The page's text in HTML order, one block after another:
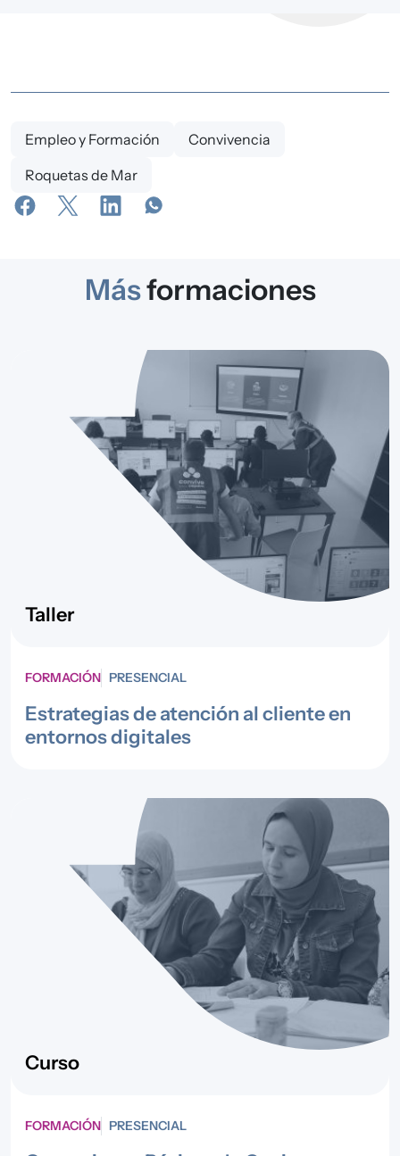
Empleo y Formación
Convivencia
Roquetas de Mar
Másformaciones
Taller
FORMACIÓN PRESENCIAL
Estrategias de atención al cliente en
entornos digitales
Curso
FORMACIÓN PRESENCIAL